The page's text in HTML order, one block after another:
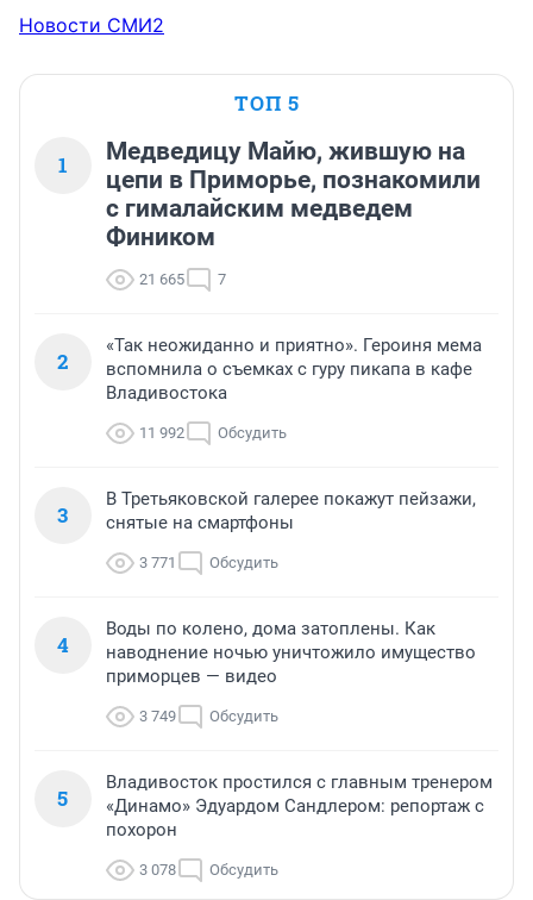
Новости СМИ2
ТОП 5
1
Медведицу Майю, жившую на
цепи в Приморье, познакомили
с гималайским медведем
Фиником
21 665 7
2
«Так неожиданно и приятно». Героиня мема
вспомнила о съемках с гуру пикапа в кафе
Владивостока
11 992 Обсудить
3
В Третьяковской галерее покажут пейзажи,
снятые на смартфоны
3 771 Обсудить
4
Воды по колено, дома затоплены. Как
наводнение ночью уничтожило имущество
приморцев — видео
3 749 Обсудить
5
Владивосток простился с главным тренером
«Динамо» Эдуардом Сандлером: репортаж с
похорон
3 078 Обсудить